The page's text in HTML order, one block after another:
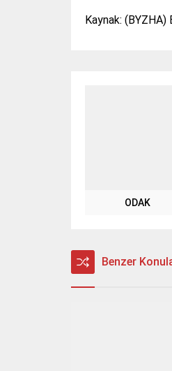
Kaynak: (BYZHA)
ODAK
Benzer